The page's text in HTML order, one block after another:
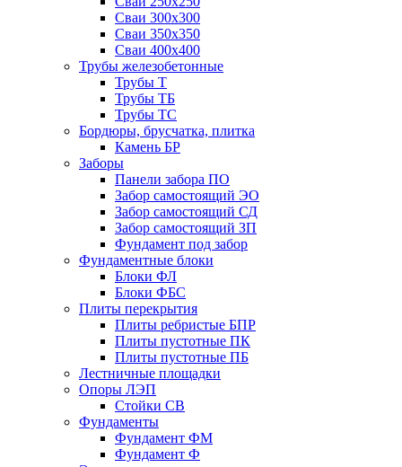
Сваи 300х300
Сваи 350х350
Сваи 400х400
Трубы железобетонные
Трубы Т
Трубы ТБ
Трубы ТС
Бордюры, брусчатка, плитка
Камень БР
Заборы
Панели забора ПО
Забор самостоящий ЭО
Забор самостоящий СД
Забор самостоящий ЗП
Фyндамент под забор
Фундаментные блоки
Блоки ФЛ
Блоки ФБС
Плиты перекрытия
Плиты ребристые БПР
Плиты пустотные ПК
Плиты пустотные ПБ
Лестничные площадки
Опоры ЛЭП
Стойки СВ
Фундаменты
Фyндамент ФМ
Фyндамент Ф